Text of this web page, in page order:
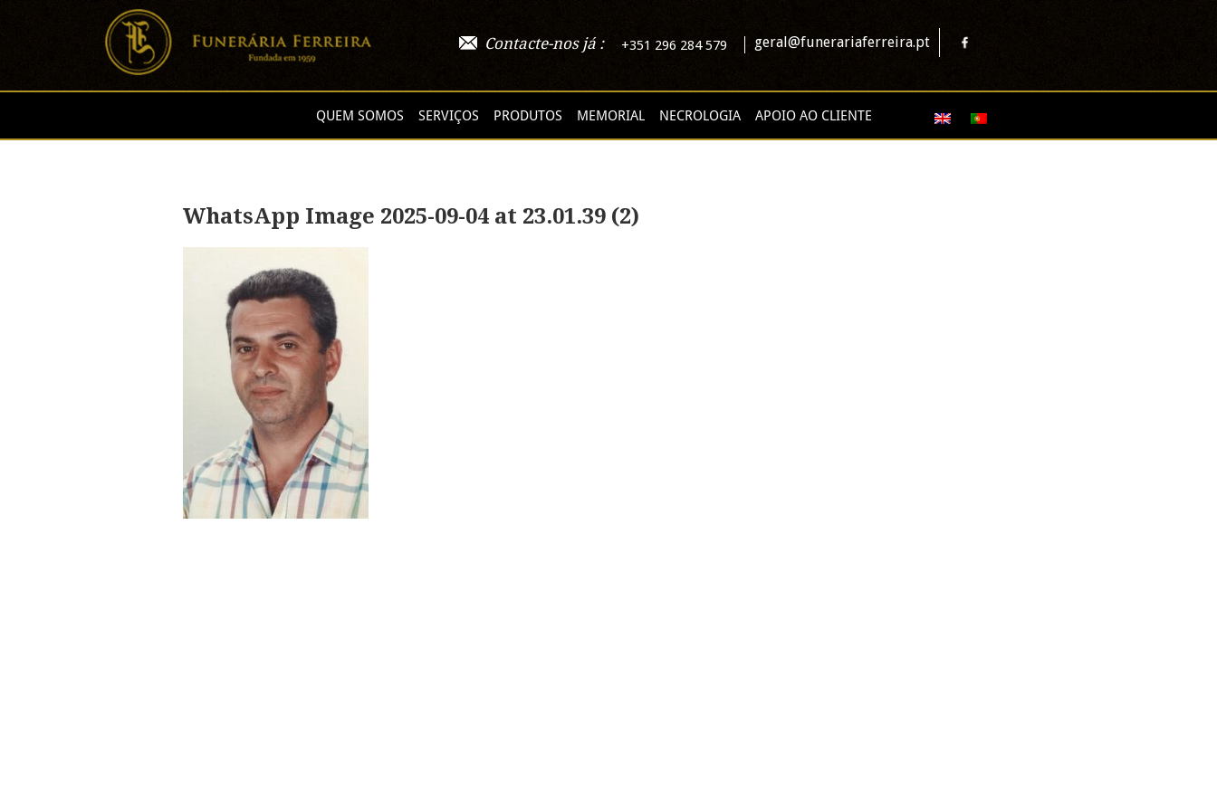
Contacte-nos já : +351 296 284 579 geral@funerariaferreira.pt
QUEM SOMOS SERVIÇOS PRODUTOS MEMORIAL NECROLOGIA APOIO AO CLIENTE
WhatsApp Image 2025-09-04 at 23.01.39 (2)